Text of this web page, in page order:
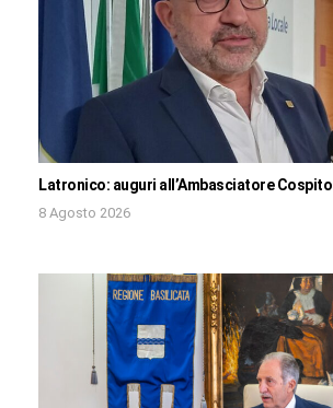
Latronico: auguri all’Ambasciatore Cospito
8 Agosto 2026